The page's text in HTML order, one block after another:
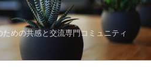
めの共感と交流専門コミュニティ